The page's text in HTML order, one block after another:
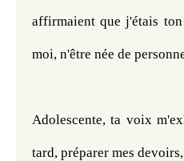
affirmaient que j'étais
moi, n'être née de
Adolescente, ta voix
tard, préparer mes